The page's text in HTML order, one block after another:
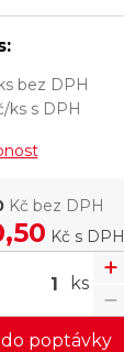
bez DPH
ks s DPH
Kč bez DPH
Kč s DPH
ks
poptávky